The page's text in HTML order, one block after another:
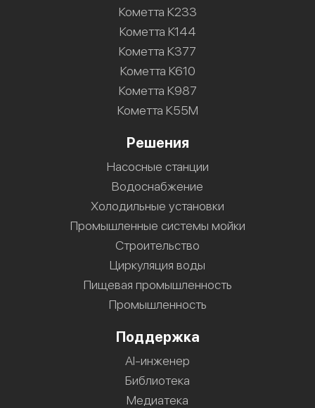
Кометта К233
Кометта К144
Кометта К377
Кометта К610
Кометта К987
Кометта К55М
Решения
Насосные станции
Водоснабжение
Холодильные установки
Промышленные системы мойки
Строительство
Циркуляция воды
Пищевая промышленность
Промышленность
Поддержка
AI-инженер
Библиотека
Медиатека